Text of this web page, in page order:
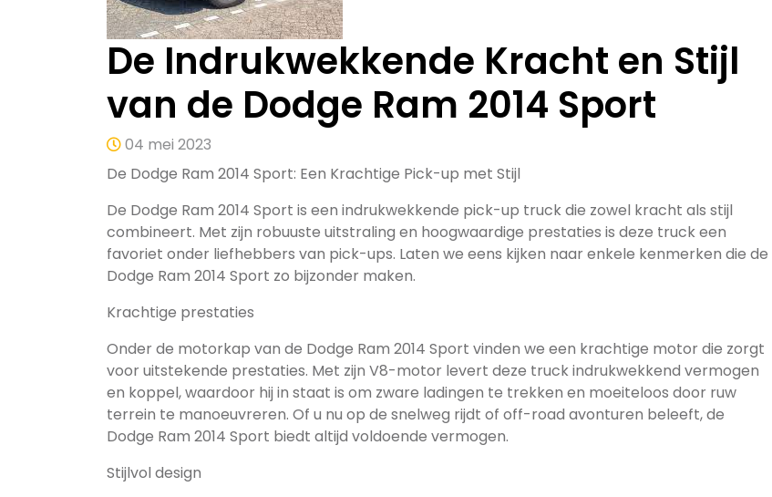
De Indrukwekkende Kracht en Stijl
van de Dodge Ram 2014 Sport
04 mei 2023
De Dodge Ram 2014 Sport: Een Krachtige Pick-up met Stijl
De Dodge Ram 2014 Sport is een indrukwekkende pick-up truck die zowel kracht als stijl
combineert. Met zijn robuuste uitstraling en hoogwaardige prestaties is deze truck een
favoriet onder liefhebbers van pick-ups. Laten we eens kijken naar enkele kenmerken die de
Dodge Ram 2014 Sport zo bijzonder maken.
Krachtige prestaties
Onder de motorkap van de Dodge Ram 2014 Sport vinden we een krachtige motor die zorgt
voor uitstekende prestaties. Met zijn V8-motor levert deze truck indrukwekkend vermogen
en koppel, waardoor hij in staat is om zware ladingen te trekken en moeiteloos door ruw
terrein te manoeuvreren. Of u nu op de snelweg rijdt of off-road avonturen beleeft, de
Dodge Ram 2014 Sport biedt altijd voldoende vermogen.
Stijlvol design